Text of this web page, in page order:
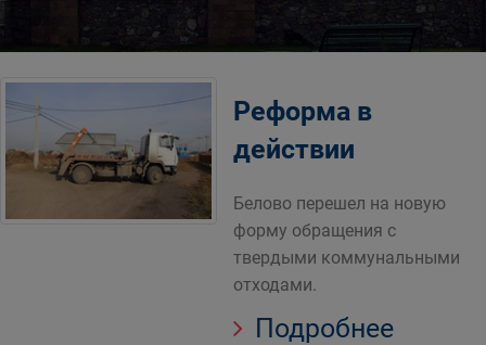
Реформа в
действии
Белово перешел на новую
форму обращения с
твердыми коммунальными
отходами.
Подробнее